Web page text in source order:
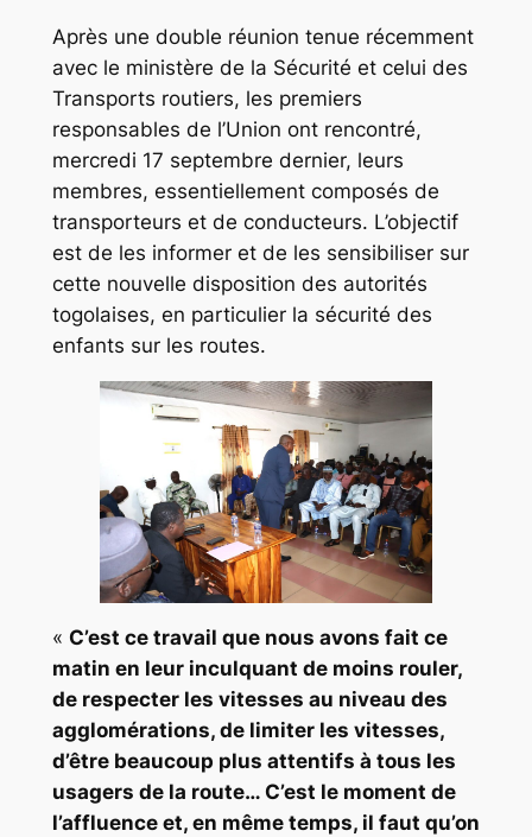
Après une double réunion tenue récemment
avec le ministère de la Sécurité et celui des
Transports routiers, les premiers
responsables de l’Union ont rencontré,
mercredi 17 septembre dernier, leurs
membres, essentiellement composés de
transporteurs et de conducteurs. L’objectif
est de les informer et de les sensibiliser sur
cette nouvelle disposition des autorités
togolaises, en particulier la sécurité des
enfants sur les routes.
« C’est ce travail que nous avons fait ce
matin en leur inculquant de moins rouler,
de respecter les vitesses au niveau des
agglomérations, de limiter les vitesses,
d’être beaucoup plus attentifs à tous les
usagers de la route… C’est le moment de
l’affluence et, en même temps, il faut qu’on